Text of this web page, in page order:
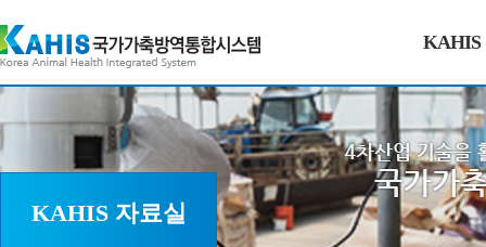
KAHIS
KAHIS 자료실